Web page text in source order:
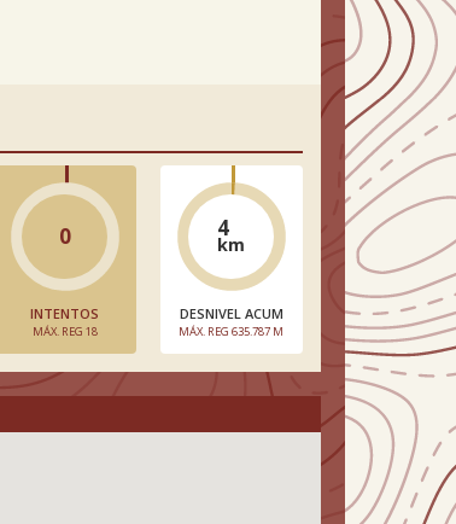
0
INTENTOS
MÁX. REG 18
4
km
DESNIVEL ACUM
MÁX. REG 635.787 M